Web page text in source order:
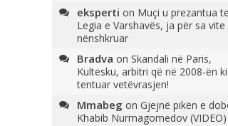
eksperti on Muçi u prezantua te
Legia e Varshavës, ja për sa vite
nënshkruar
Bradva on Skandali në Paris,
Kultesku, arbitri që në 2008-ën
tentuar vetëvrasjen!
Mmabeg on Gjejnë pikën e
Khabib Nurmagomedov (VIDEO)